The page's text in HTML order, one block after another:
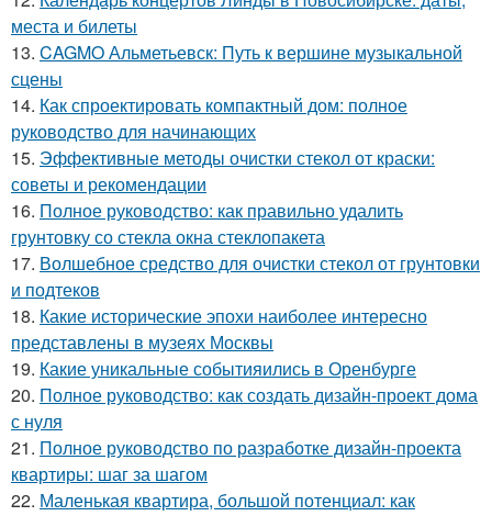
места и билеты
13. CAGMO Альметьевск: Путь к вершине музыкальной
сцены
14. Как спроектировать компактный дом: полное
руководство для начинающих
15. Эффективные методы очистки стекол от краски:
советы и рекомендации
16. Полное руководство: как правильно удалить
грунтовку со стекла окна стеклопакета
17. Волшебное средство для очистки стекол от грунтовки
и подтеков
18. Какие исторические эпохи наиболее интересно
представлены в музеях Москвы
19. Какие уникальные событияились в Оренбурге
20. Полное руководство: как создать дизайн-проект дома
с нуля
21. Полное руководство по разработке дизайн-проекта
квартиры: шаг за шагом
22. Маленькая квартира, большой потенциал: как